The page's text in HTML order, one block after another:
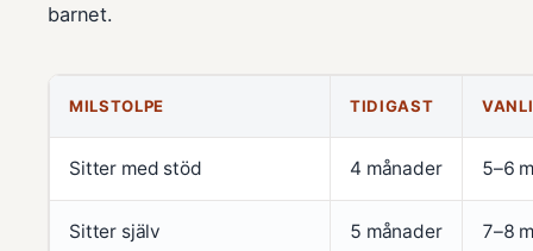
barnet.
MILSTOLPE TIDIGAST
Sitter med stöd 4 månader 5–6
Sitter själv 5 månader 7–8